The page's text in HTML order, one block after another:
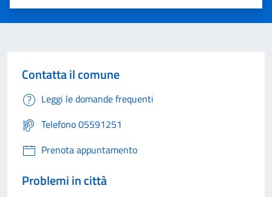
Valuta 5 stelle su 5
Valuta 4 stelle su 5
Valuta 3 stelle su 5
Valuta 2 stelle su 5
Valuta 1 stelle su 5
Contatta il comune
Leggi le domande frequenti
Telefono 05591251
Prenota appuntamento
Problemi in città